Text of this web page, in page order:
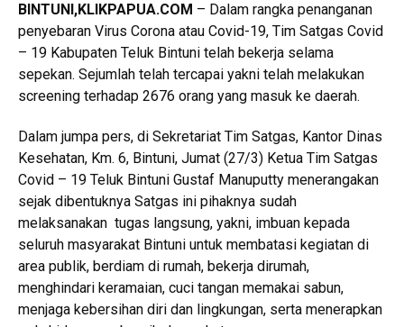
BINTUNI,KLIKPAPUA.COM – Dalam rangka penanganan
penyebaran Virus Corona atau Covid-19, Tim Satgas Covid
– 19 Kabupaten Teluk Bintuni telah bekerja selama
sepekan. Sejumlah telah tercapai yakni telah melakukan
screening terhadap 2676 orang yang masuk ke daerah.
Dalam jumpa pers, di Sekretariat Tim Satgas, Kantor Dinas
Kesehatan, Km. 6, Bintuni, Jumat (27/3) Ketua Tim Satgas
Covid – 19 Teluk Bintuni Gustaf Manuputty menerangakan
sejak dibentuknya Satgas ini pihaknya sudah
melaksanakan tugas langsung, yakni, imbuan kepada
seluruh masyarakat Bintuni untuk membatasi kegiatan di
area publik, berdiam di rumah, bekerja dirumah,
menghindari keramaian, cuci tangan memakai sabun,
menjaga kebersihan diri dan lingkungan, serta menerapkan